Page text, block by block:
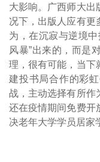
大影响。广西师大出
况下，出版人应有更
为，在沉寂与逆境
风暴”出来的，而是
理，很有可能，当下
建投书局合作的彩
战，主动选择有所作
还在疫情期间免费开
决老年大学学员居家